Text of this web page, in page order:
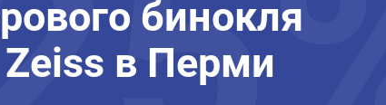
бинокля
Zeiss в Перми